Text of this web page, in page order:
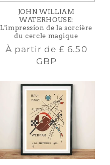
JOHN WILLIAM
WATERHOUSE:
L'impression de la sorcière
du cercle magique
Prix
habituel
À partir de£ 6.50
GBP